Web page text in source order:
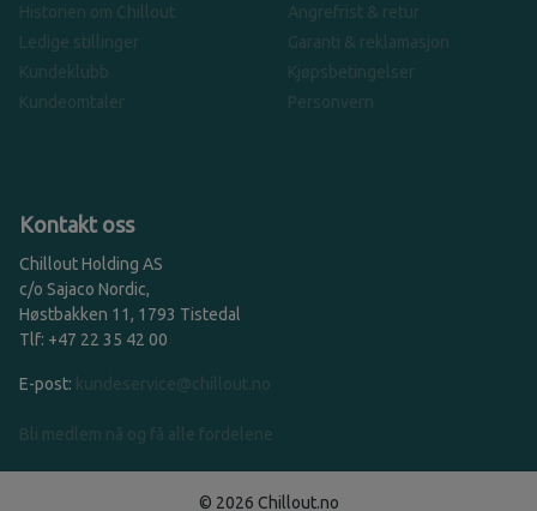
Historien om Chillout
Ledige stillinger
Kundeklubb
Kundeomtaler
Angrefrist & retur
Garanti & reklamasjon
Kjøpsbetingelser
Personvern
Kontakt oss
Chillout Holding AS
c/o Sajaco Nordic,
Høstbakken 11, 1793 Tistedal
Tlf: +47 22 35 42 00
E-post: kundeservice@chillout.no
Bli medlem nå og få alle fordelene
© 2026 Chillout.no